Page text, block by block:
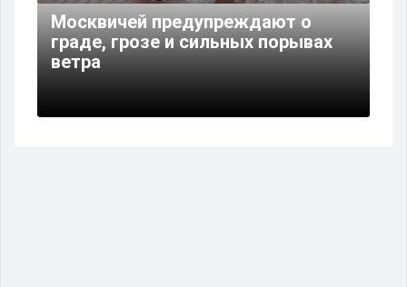
Москвичей предупреждают о
граде, грозе и сильных порывах
ветра